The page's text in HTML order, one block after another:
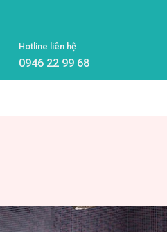
Hotline liên hệ
0946 22 99 68